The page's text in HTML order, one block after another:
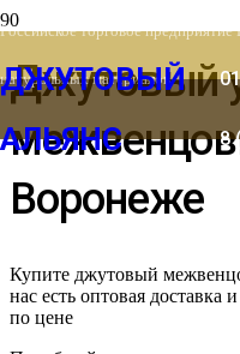
Российское торговое
натуральных материалов
ДЖУТОВЫЙ
АЛЬЯНС
8
Джутовый
Воронеже
Купите джутовый
нас есть оптовая доставка
по цене